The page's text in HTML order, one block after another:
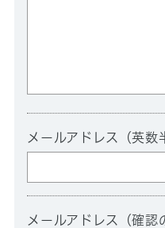
メールアドレス（英数
メールアドレス（確認